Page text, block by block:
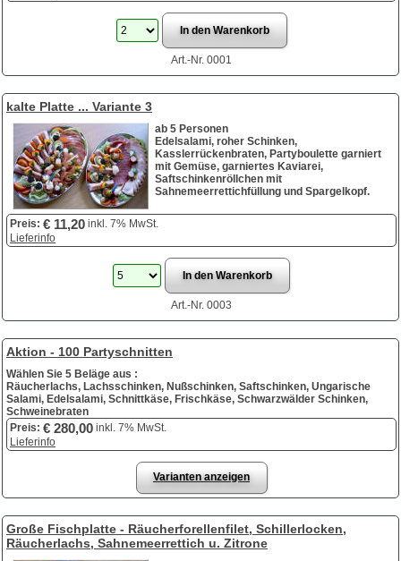
Art.-Nr. 0001
kalte Platte ... Variante 3
ab 5 Personen
Edelsalami, roher Schinken,
Kasslerrückenbraten, Partyboulette garniert
mit Gemüse, garniertes Kaviarei,
Saftschinkenröllchen mit
Sahnemeerrettichfüllung und Spargelkopf.
Preis: € 11,20 inkl. 7% MwSt.
Lieferinfo
Art.-Nr. 0003
Aktion - 100 Partyschnitten
Wählen Sie 5 Beläge aus :
Räucherlachs, Lachsschinken, Nußschinken, Saftschinken, Ungarische
Salami, Edelsalami, Schnittkäse, Frischkäse, Schwarzwälder Schinken,
Schweinebraten
Preis: € 280,00 inkl. 7% MwSt.
Lieferinfo
Varianten anzeigen
Große Fischplatte - Räucherforellenfilet, Schillerlocken,
Räucherlachs, Sahnemeerrettich u. Zitrone